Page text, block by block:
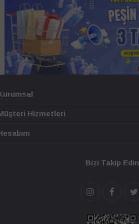
Hizmetleri
Bizi Takip Edin